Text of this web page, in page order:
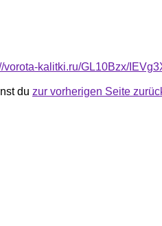
vorota-kalitki.ru/GL10Bzx/
du zur vorherigen Seite